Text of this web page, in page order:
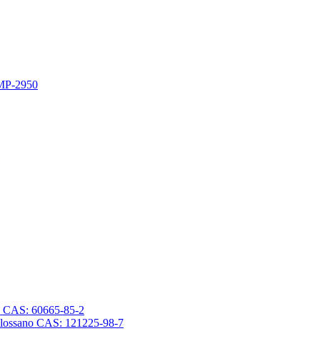
2950
CAS: 60665-85-2
CAS: 121225-98-7